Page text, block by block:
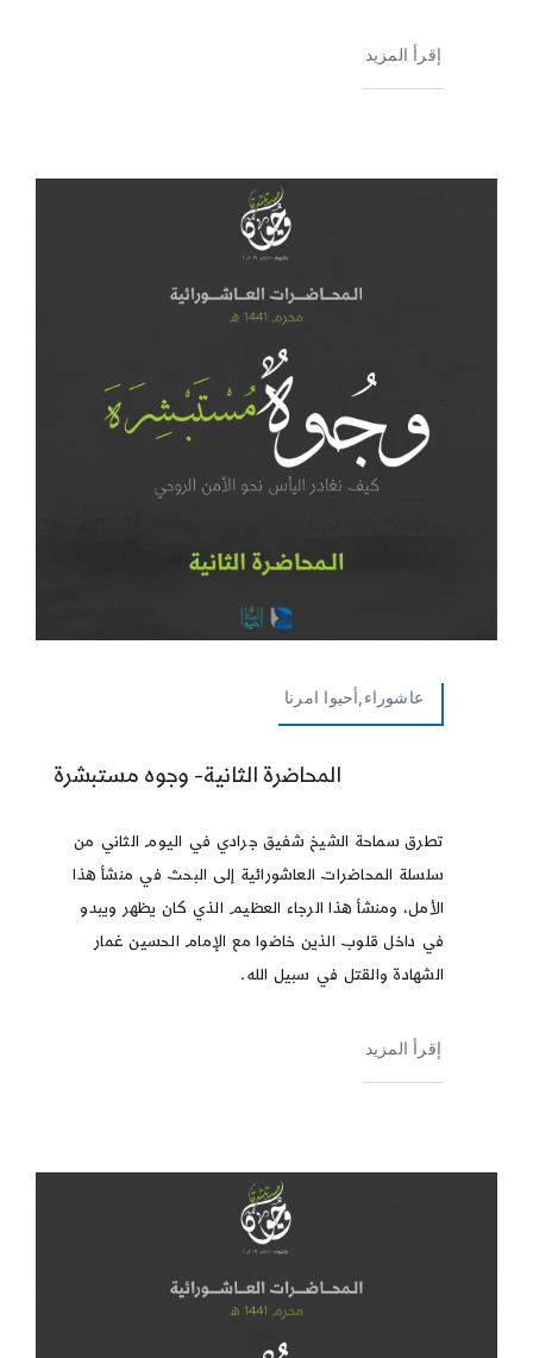
إقرأ المزيد
عاشوراء,أحيوا امرنا
المحاضرة الثانية- وجوه مستبشرة
تطرق سماحة الشيخ شفيق جرادي في اليوم الثاني من
سلسلة المحاضرات العاشورائية إلى البحث في منشأ هذا
الأمل، ومنشأ هذا الرجاء العظيم الذي كان يظهر ويبدو
في داخل قلوب الذين خاضوا مع الإمام الحسين غمار
الشهادة والقتل في سبيل الله.
إقرأ المزيد